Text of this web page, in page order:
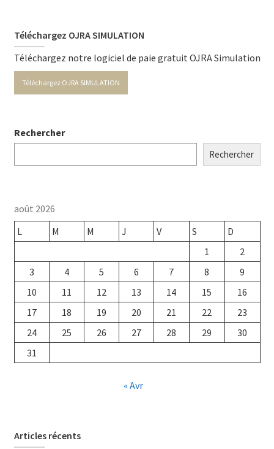
Téléchargez OJRA SIMULATION
Téléchargez notre logiciel de paie gratuit OJRA Simulation
Téléchargez OJRA SIMULATION
Rechercher
Rechercher
août 2026
L
M M J V S
D
1
2
3
4 5 6 7 8
9
10
11 12 13 14 15
16
17
18 19 20 21 22
23
24
25 26 27 28 29
30
31
« Avr
Articles récents